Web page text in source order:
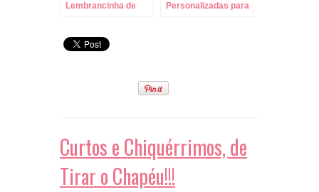
Lembrancinha de
Imprimir!
Personalizadas para
Curtos e Chiquérrimos, de
Tirar o Chapéu!!!